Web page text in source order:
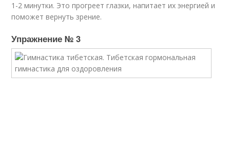
1-2 минутки. Это прогреет глазки, напитает их энергией и
поможет вернуть зрение.
Упражнение № 3